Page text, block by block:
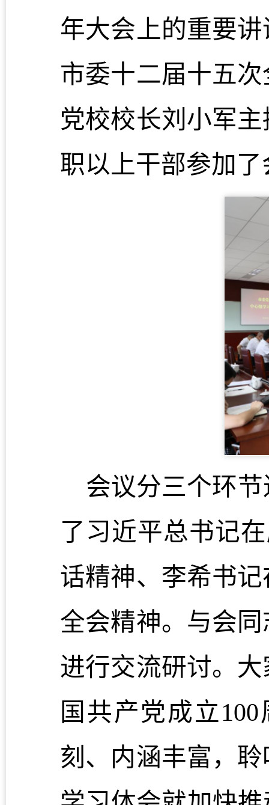
年大会上的重要
市委十二届十五
党校校长刘小军
职以上干部参加了
会议分三个环
了习近平总书记
话精神、李希书
全会精神。与会
进行交流研讨。
国共产党成立
刻、内涵丰富，